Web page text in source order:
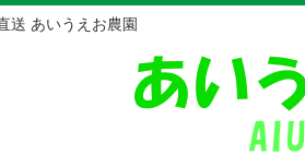
送 あいうえお農園